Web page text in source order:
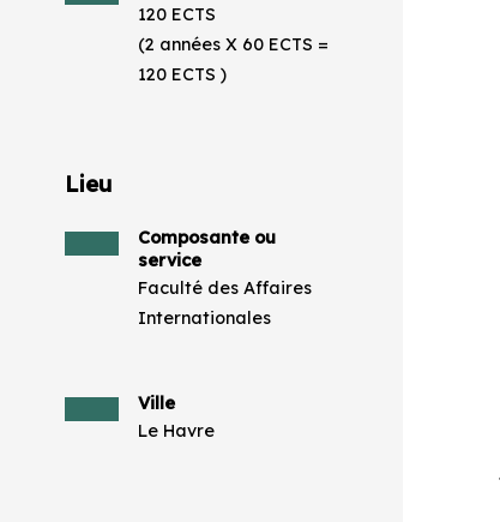
120 ECTS
(2 années X 60 ECTS =
120 ECTS )
Lieu
Composante ou
service
Faculté des Affaires
Internationales
Ville
Le Havre